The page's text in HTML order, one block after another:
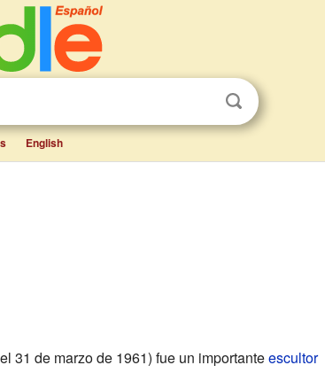
English
31 de marzo de 1961) fue un importanteescultor